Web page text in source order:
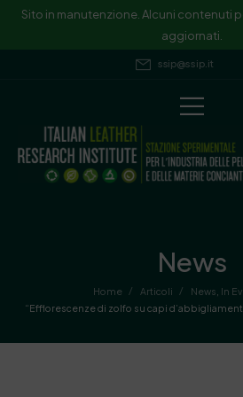
Sito in manutenzione. Alcuni contenuti
aggiornati.
ssip@ssip.it
News
Home / Articoli / News In
“Efflorescenze di zolfo su capi